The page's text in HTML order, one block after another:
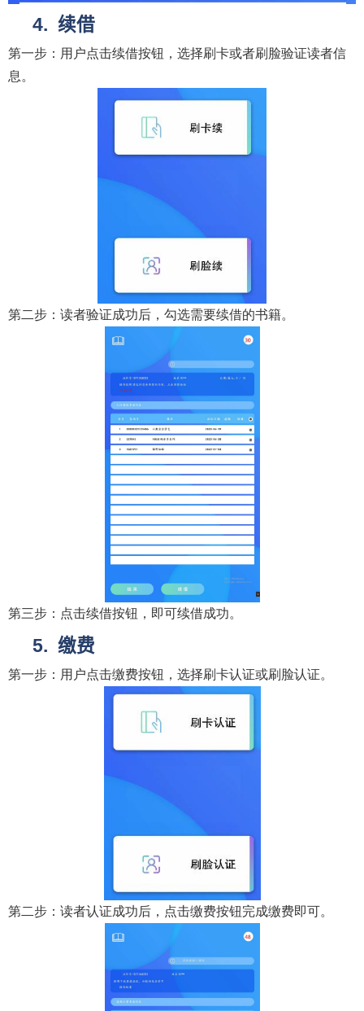
续借
第一步：用户点击续借按钮，选择刷卡或者刷脸验证读者信
息。
第二步：读者验证成功后，勾选需要续借的书籍。
第三步：点击续借按钮，即可续借成功。
缴费
第一步：用户点击缴费按钮，选择刷卡认证或刷脸认证。
第二步：读者认证成功后，点击缴费按钮完成缴费即可。